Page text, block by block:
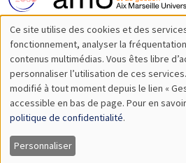
Utilisation
des
données
personnelles
et
Ce site utilise des cookies et des
fonctionnement, analyser la
contenus multimédias. Vous êtes libre
personnaliser l’utilisation de ces
modifié à tout moment depuis le lien «
accessible en bas de page. Pour en
politique de confidentialité.
Personnaliser